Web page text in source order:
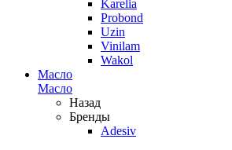
Karelia
Probond
Uzin
Vinilam
Wakol
Масло
Масло
Назад
Бренды
Adesiv